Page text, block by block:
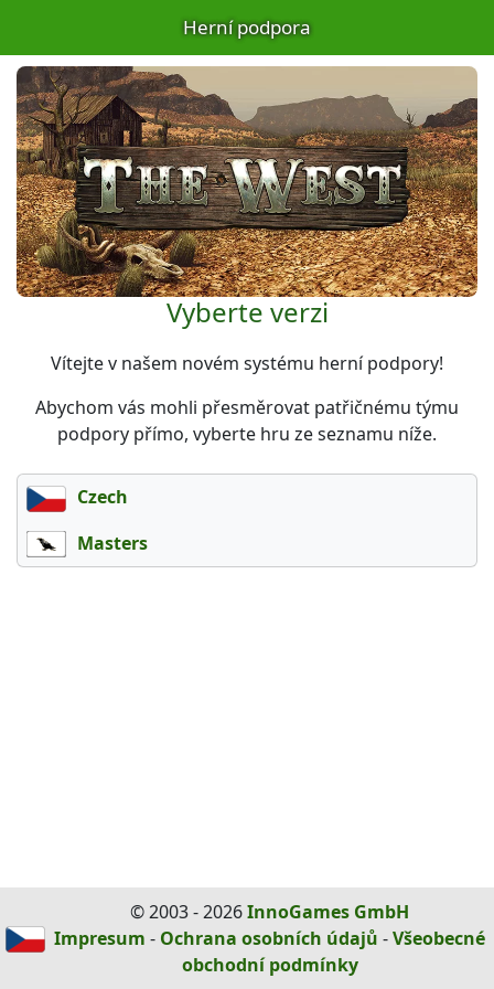
Herní podpora
Vyberte verzi
Vítejte v našem novém systému herní podpory!
Abychom vás mohli přesměrovat patřičnému týmu
podpory přímo, vyberte hru ze seznamu níže.
Czech
Masters
© 2003 - 2026InnoGames GmbH
Impresum - Ochrana osobních údajů -Všeobecné
obchodní podmínky